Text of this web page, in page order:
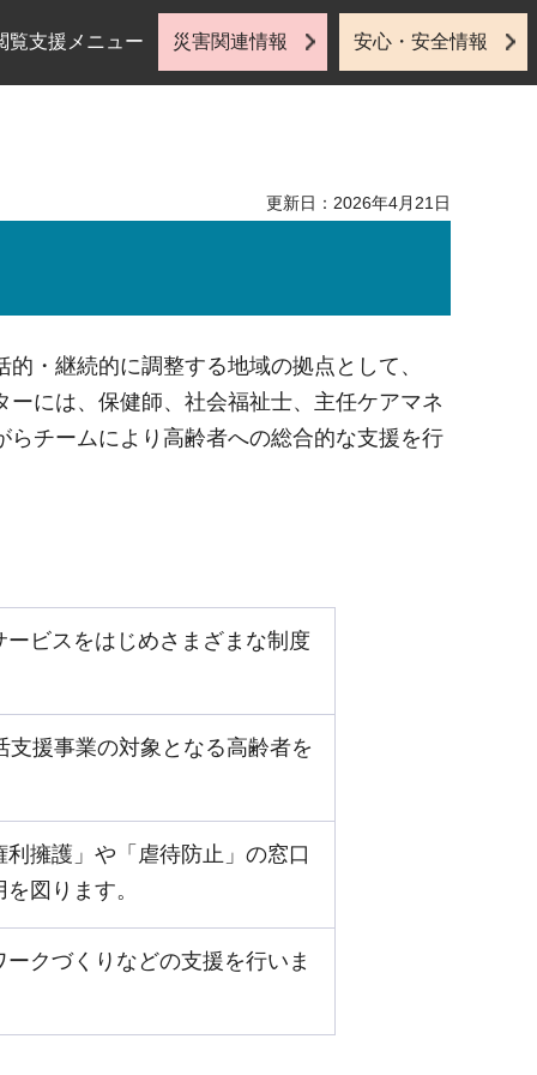
覧支援メニュー 災害関連情報 安心・安全情報
更新日：2026年4月21日
・継続的に調整する地域の拠点として、
には、保健師、社会福祉士、主任ケアマネ
チームにより高齢者への総合的な支援を行
ビスをはじめさまざまな制度
援事業の対象となる高齢者を
擁護」や「虐待防止」の窓口
図ります。
クづくりなどの支援を行いま